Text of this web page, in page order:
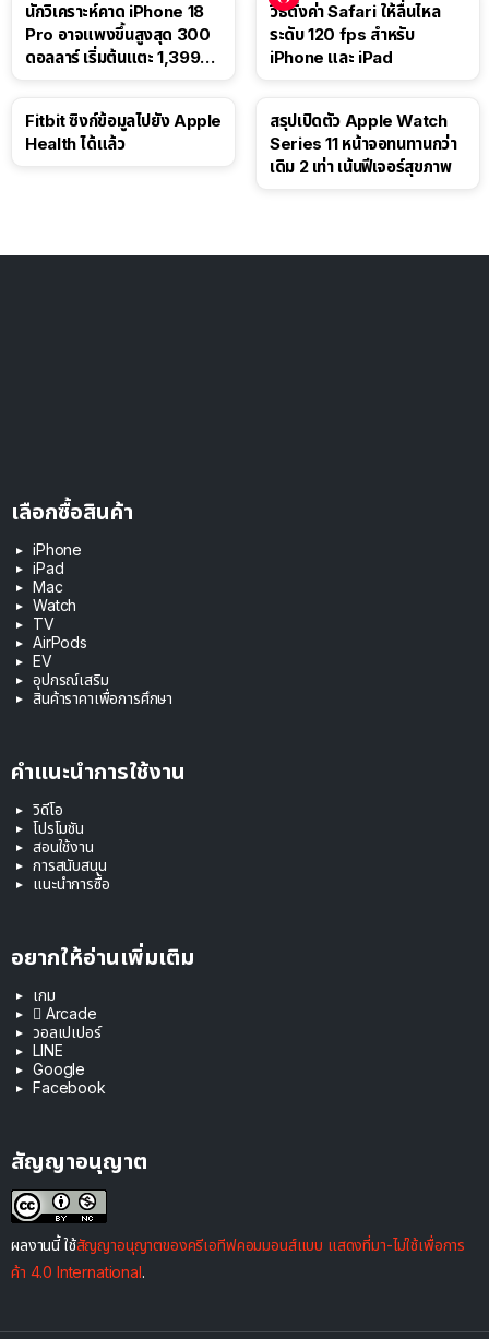
นักวิเคราะห์คาด iPhone 18
Pro อาจแพงขึ้นสูงสุด 300
ดอลลาร์ เริ่มต้นแตะ 1,399
วิธีตั้งค่า Safari ให้ลื่นไหล
ระดับ 120 fps สำหรับ
iPhone และ iPad
Fitbit ซิงก์ข้อมูลไปยัง Apple
Health ได้แล้ว
สรุปเปิดตัว Apple Watch
Series 11 หน้าจอทนทานกว่า
เดิม 2 เท่า เน้นฟีเจอร์สุขภาพ
เลือกซื้อสินค้า
iPhone
iPad
Mac
Watch
TV
AirPods
EV
อุปกรณ์เสริม
สินค้าราคาเพื่อการศึกษา
คำแนะนำการใช้งาน
วิดีโอ
โปรโมชัน
สอนใช้งาน
การสนับสนุน
แนะนำการซื้อ
อยากให้อ่านเพิ่มเติม
เกม
 Arcade
วอลเปเปอร์
LINE
Google
Facebook
สัญญาอนุญาต
ผลงานนี้ ใช้สัญญาอนุญาตของครีเอทีฟคอมมอนส์แบบ แสดงที่มา-ไม่ใช้เพื่อการ
ค้า 4.0 International.